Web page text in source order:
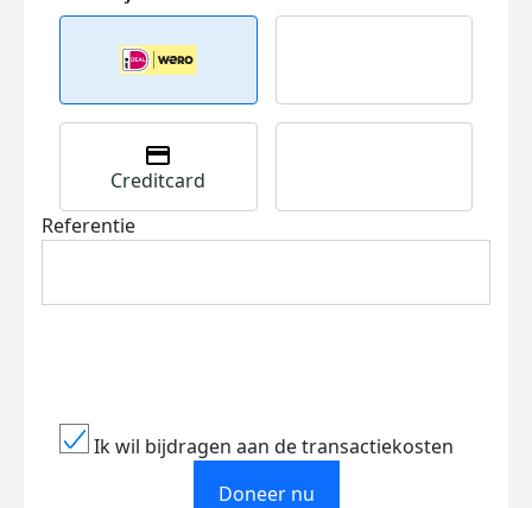
Creditcard
Referentie
Ik wil bijdragen aan de transactiekosten
Doneer nu